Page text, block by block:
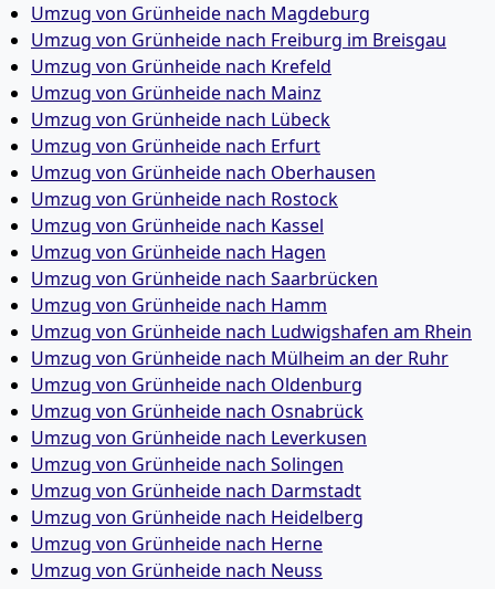
Umzug von Grünheide nach Magdeburg
Umzug von Grünheide nach Freiburg im Breisgau
Umzug von Grünheide nach Krefeld
Umzug von Grünheide nach Mainz
Umzug von Grünheide nach Lübeck
Umzug von Grünheide nach Erfurt
Umzug von Grünheide nach Oberhausen
Umzug von Grünheide nach Rostock
Umzug von Grünheide nach Kassel
Umzug von Grünheide nach Hagen
Umzug von Grünheide nach Saarbrücken
Umzug von Grünheide nach Hamm
Umzug von Grünheide nach Ludwigshafen am Rhein
Umzug von Grünheide nach Mülheim an der Ruhr
Umzug von Grünheide nach Oldenburg
Umzug von Grünheide nach Osnabrück
Umzug von Grünheide nach Leverkusen
Umzug von Grünheide nach Solingen
Umzug von Grünheide nach Darmstadt
Umzug von Grünheide nach Heidelberg
Umzug von Grünheide nach Herne
Umzug von Grünheide nach Neuss